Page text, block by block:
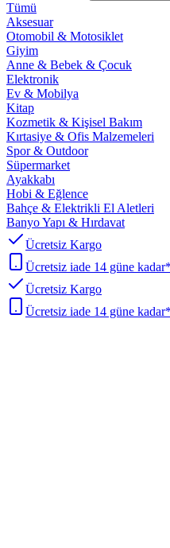
Tümü
Aksesuar
Otomobil & Motosiklet
Giyim
Anne & Bebek & Çocuk
Elektronik
Ev & Mobilya
Kitap
Kozmetik & Kişisel Bakım
Kırtasiye & Ofis Malzemeleri
Spor & Outdoor
Süpermarket
Ayakkabı
Hobi & Eğlence
Bahçe & Elektrikli El Aletleri
Banyo Yapı & Hırdavat
Ücretsiz Kargo
Ücretsiz iade 14 güne kadar*
Ücretsiz Kargo
Ücretsiz iade 14 güne kadar*